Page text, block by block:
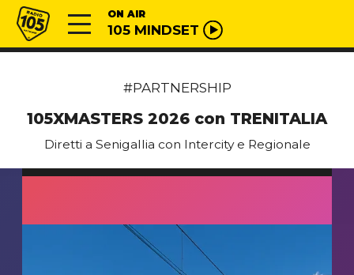
Vai al contenuto
Radio 105 ON AIR
105 MINDSET
#PARTNERSHIP
105XMASTERS 2026 con TRENITALIA
Diretti a Senigallia con Intercity e Regionale